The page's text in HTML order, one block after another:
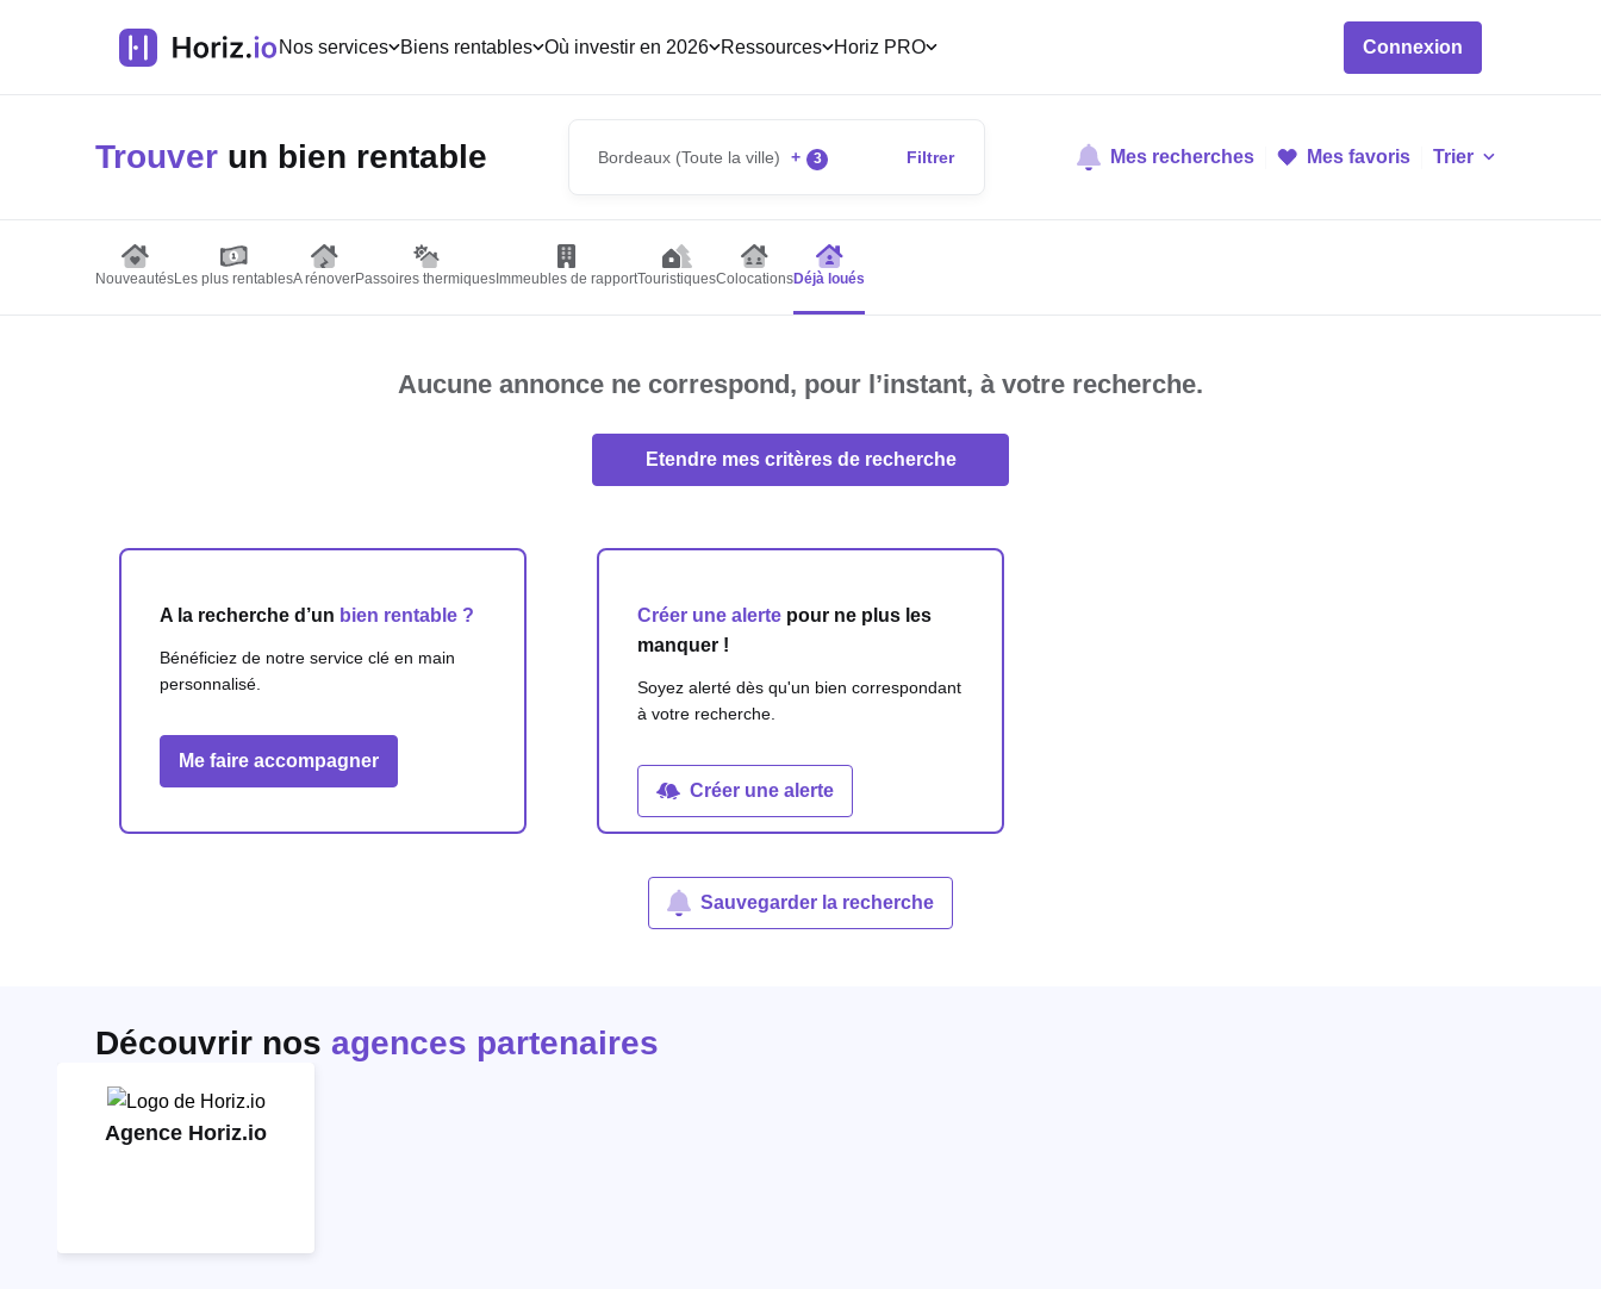
Nos services Biens rentables Où investir en 2026 Ressources Horiz PRO Connexion
Trouver un bien rentable Bordeaux (Toute la ville) + 3 Filtrer Mes recherches Mes favoris Trier
NouveautésLes plus rentablesA rénoverPassoires thermiques Immeubles de rapportTouristiquesColocationsDéjà loués
Aucune annonce ne correspond, pour l’instant, à votre recherche.
Etendre mes critères de recherche
A la recherche d’un bien rentable ?
Bénéficiez de notre service clé en main
personnalisé.
Me faire accompagner
Créer une alertepour ne plus les
manquer !
Soyez alerté dès qu'un bien correspondant
à votre recherche.
Créer une alerte
Sauvegarder la recherche
Découvrir nos agences partenaires
Agence Horiz.io